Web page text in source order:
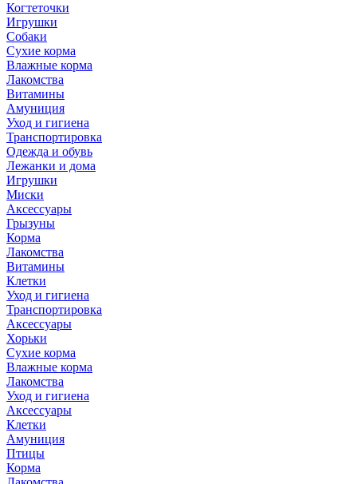
Когтеточки
Игрушки
Собаки
Сухие корма
Влажные корма
Лакомства
Витамины
Амуниция
Уход и гигиена
Транспортировка
Одежда и обувь
Лежанки и дома
Игрушки
Миски
Аксессуары
Грызуны
Корма
Лакомства
Витамины
Клетки
Уход и гигиена
Транспортировка
Аксессуары
Хорьки
Сухие корма
Влажные корма
Лакомства
Уход и гигиена
Аксессуары
Клетки
Амуниция
Птицы
Корма